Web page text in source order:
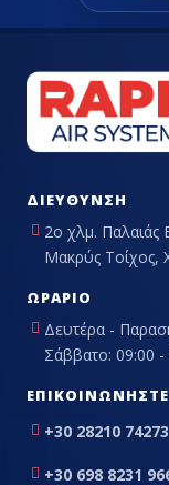
ΔΙΕΎΘΥΝΣΗ
2ο χλμ. Παλαιάς
Μακρύς Τοίχος,
ΩΡΆΡΙΟ
Δευτέρα -
Σάββατο: 09:00 -
+30 28210 74273
+30 698 8231